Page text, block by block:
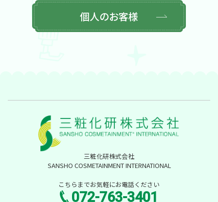
個人のお客様
三粧化研株式会社
SANSHO COSMETAINMENT INTERNATIONAL
こちらまでお気軽にお電話ください
072-763-3401